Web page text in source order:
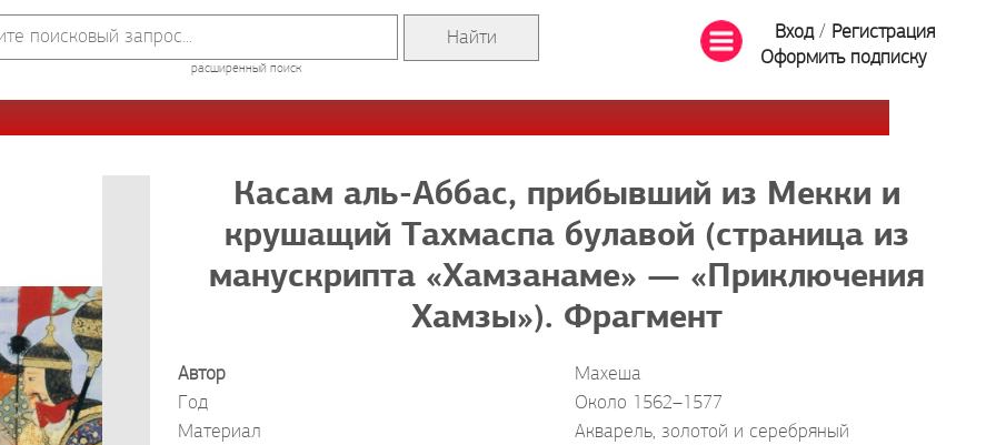
расширенный поиск
Вход/ Регистрация
Оформить подписку
Касам аль-Аббас, прибывший из Мекки и
крушащий Тахмаспа булавой (страница из
манускрипта «Хамзанаме» — «Приключения
Хамзы»). Фрагмент
Автор
Махеша
Год
Около 1562–1577
Материал
Акварель, золотой и серебряный